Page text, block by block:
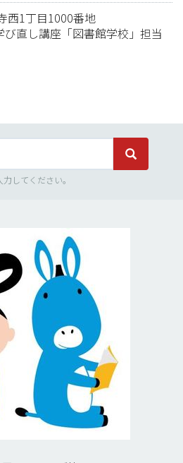
西1丁目1000番地
直し講座「図書館学校」担当
サイト内
してください。